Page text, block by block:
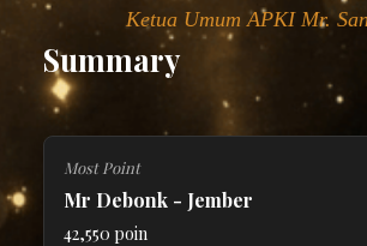
Ketua Umum APKI Mr.
Summary
Most Point
Mr Debonk - Jember
42,550 poin